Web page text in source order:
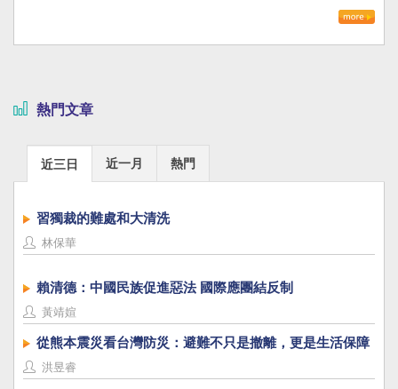
熱門文章
近三日 近一月 熱門
習獨裁的難處和大清洗
林保華
賴清德：中國民族促進惡法 國際應團結反制
黃靖媗
從熊本震災看台灣防災：避難不只是撤離，更是生活保障
洪昱睿